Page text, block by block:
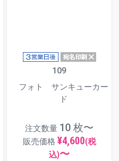
109
フォト サンキューカー
ド
注文数量 10 枚〜
販売価格 ¥4,600(税
込)〜